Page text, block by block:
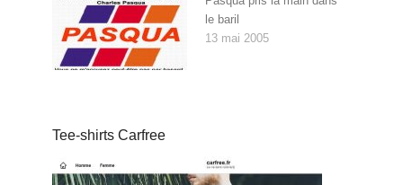
le baril
13 mai 2005
Tee-shirts Carfree